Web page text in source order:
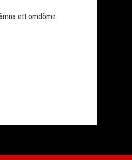
ett omdöme.